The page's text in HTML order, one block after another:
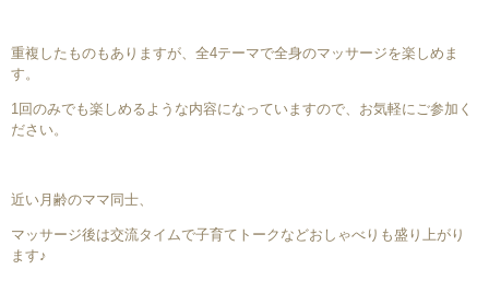
重複したものもありますが、全4テーマで全身のマッサージを楽しめま
す。
1回のみでも楽しめるような内容になっていますので、お気軽にご参加く
ださい。
近い月齢のママ同士、
マッサージ後は交流タイムで子育てトークなどおしゃべりも盛り上がり
ます♪